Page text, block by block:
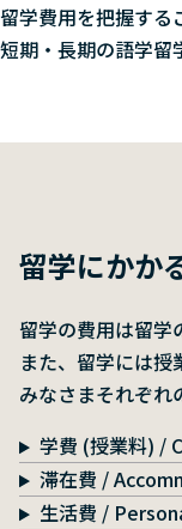
留学費用を把握する
短期・長期の語学留
留学にかか
留学の費用は留学
また、留学には
みなさまそれぞれ
学費 (授業料) /
滞在費 /
生活費 /